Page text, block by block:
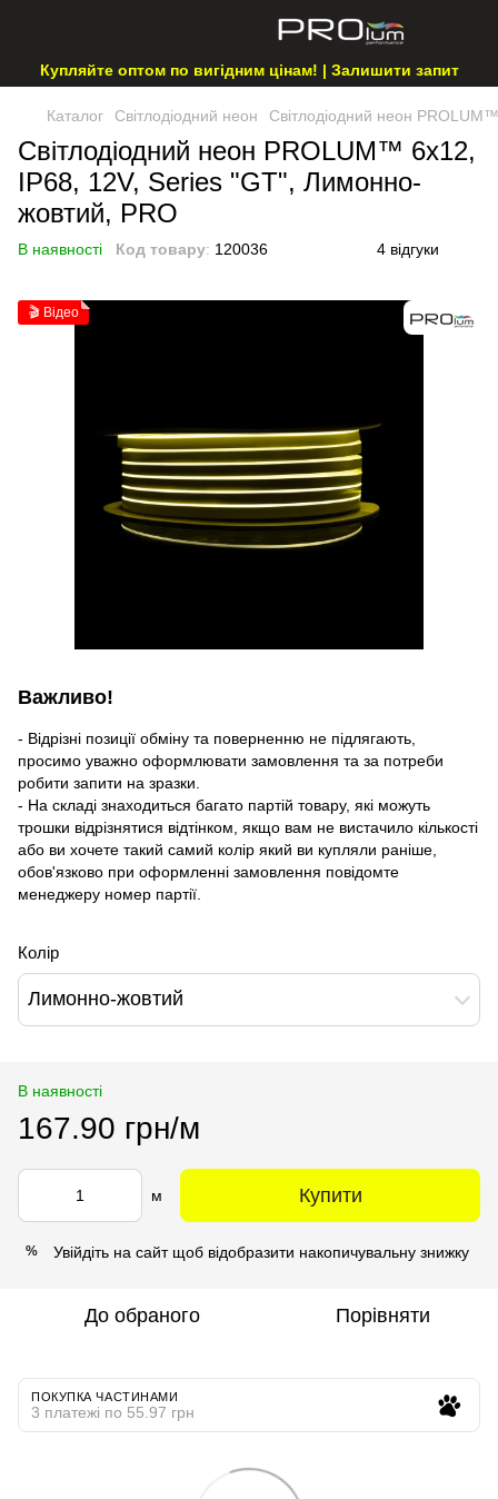
Купляйте оптом по вигідним цінам! | Залишити запит
Каталог Світлодіодний неон Світлодіодний неон
Світлодіодний неон PROLUM™ 6x12,
IP68, 12V, Series "GT", Лимонно-
жовтий, PRO
В наявності Код товару: 120036 4 відгуки
🎬 Відео
Важливо!
- Відрізні позиції обміну та поверненню не підлягають,
просимо уважно оформлювати замовлення та за потреби
робити запити на зразки.
- На складі знаходиться багато партій товару, які можуть
трошки відрізнятися відтінком, якщо вам не вистачило кількості
або ви хочете такий самий колір який ви купляли раніше,
обов'язково при оформленні замовлення повідомте
менеджеру номер партії.
Колір
Лимонно-жовтий
В наявності
167.90 грн/м
м Купити
% Увійдіть на сайтщоб відобразити накопичувальну знижку
До обраного Порівняти
ПОКУПКА ЧАСТИНАМИ
3 платежі по 55.97 грн